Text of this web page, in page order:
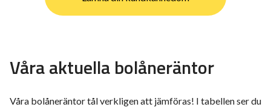
Våra aktuella bolåneräntor
Våra bolåneräntor tål verkligen att jämföras! I tabellen ser du